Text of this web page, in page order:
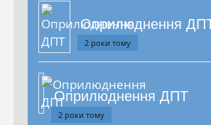
Оприлюднення
2 роки тому
Оприлюднення ДПТ
2 роки тому